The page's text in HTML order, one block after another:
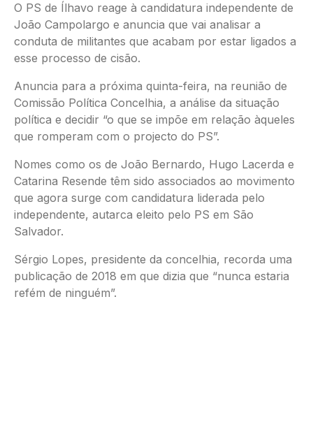
O PS de Ílhavo reage à candidatura independente de
João Campolargo e anuncia que vai analisar a
conduta de militantes que acabam por estar ligados a
esse processo de cisão.
Anuncia para a próxima quinta-feira, na reunião de
Comissão Política Concelhia, a análise da situação
política e decidir “o que se impõe em relação àqueles
que romperam com o projecto do PS”.
Nomes como os de João Bernardo, Hugo Lacerda e
Catarina Resende têm sido associados ao movimento
que agora surge com candidatura liderada pelo
independente, autarca eleito pelo PS em São
Salvador.
Sérgio Lopes, presidente da concelhia, recorda uma
publicação de 2018 em que dizia que “nunca estaria
refém de ninguém”.